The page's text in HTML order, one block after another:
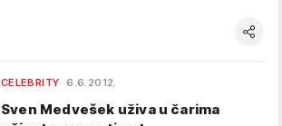
CELEBRITY 6.6.2012.
Sven Medvešek uživa u čarima